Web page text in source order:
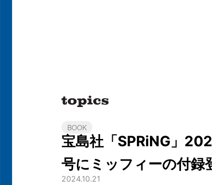
BOOK
宝島社「SPRiNG」
号にミッフィーの付録
2024.10.21